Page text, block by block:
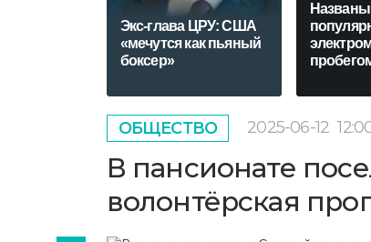
Экс-глава ЦРУ: США
«мечутся как пьяный
боксер»
ОБЩЕСТВО 2025-06-12
В пансионате
волонтёрская